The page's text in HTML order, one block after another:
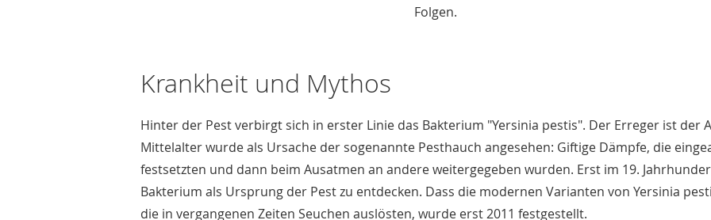
Folgen.
Krankheit und Mythos
Hinter der Pest verbirgt sich in erster Linie das Bakterium "Yersinia pestis". Der Erreger ist der
Mittelalter wurde als Ursache der sogenannte Pesthauch angesehen: Giftige Dämpfe, die
festsetzten und dann beim Ausatmen an andere weitergegeben wurden. Erst im 19.
Bakterium als Ursprung der Pest zu entdecken. Dass die modernen Varianten von Yersinia
die in vergangenen Zeiten Seuchen auslösten, wurde erst 2011 festgestellt.